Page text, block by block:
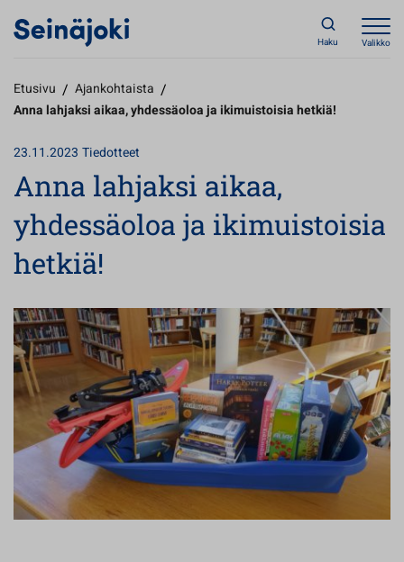
Haku Valikko
Etusivu / Ajankohtaista /
Anna lahjaksi aikaa, yhdessäoloa ja ikimuistoisia hetkiä!
23.11.2023 Tiedotteet
Anna lahjaksi aikaa,
yhdessäoloa ja ikimuistoisia
hetkiä!